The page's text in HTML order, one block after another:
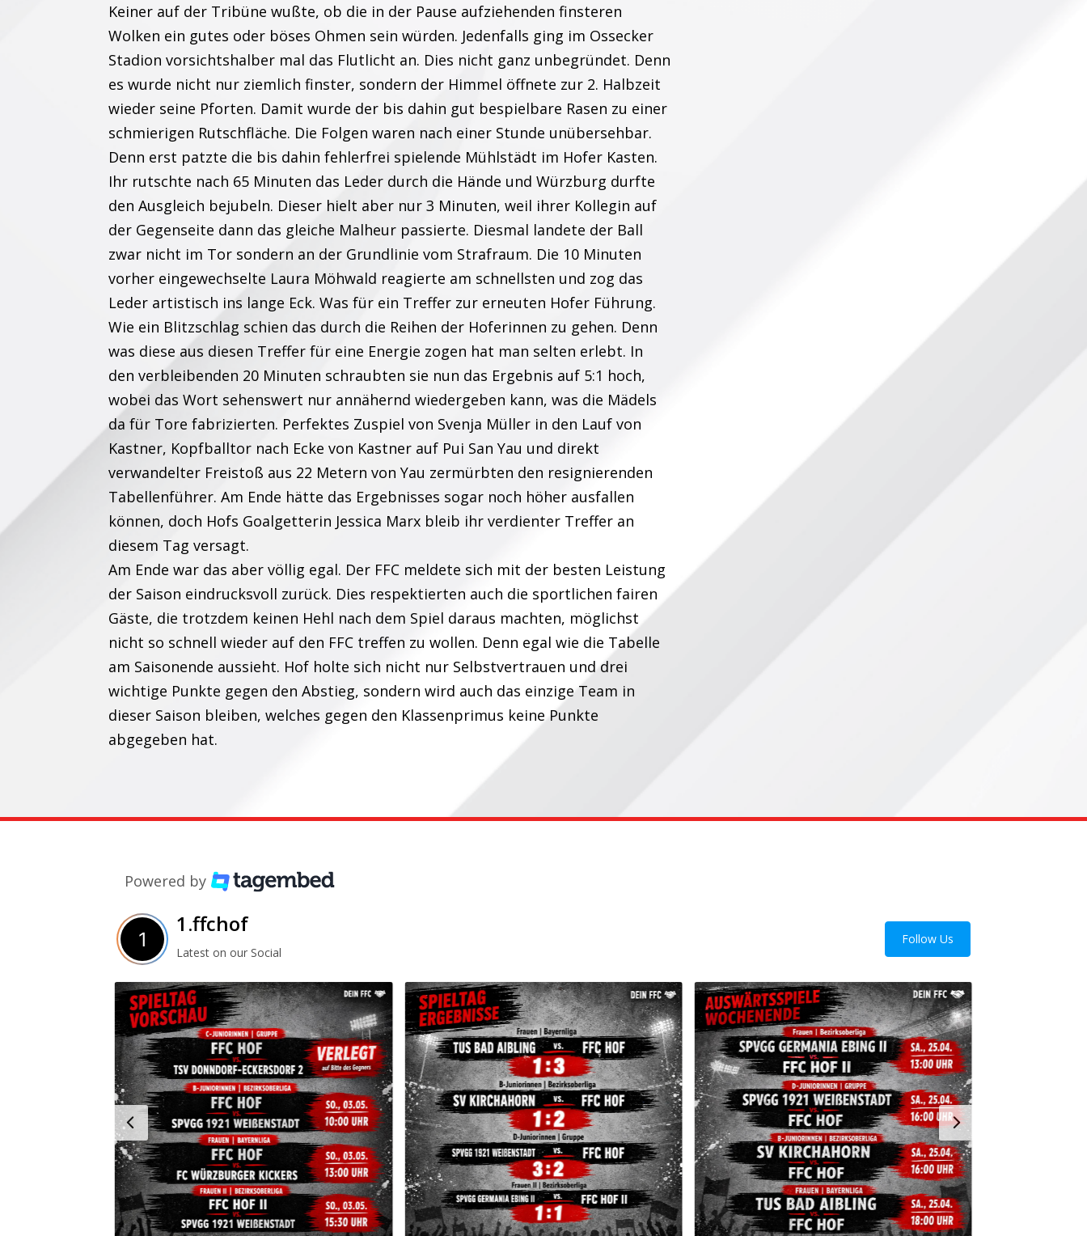
Keiner auf der Tribüne wußte, ob die in der Pause aufziehenden finsteren
Wolken ein gutes oder böses Ohmen sein würden. Jedenfalls ging im Ossecker
Stadion vorsichtshalber mal das Flutlicht an. Dies nicht ganz unbegründet. Denn
es wurde nicht nur ziemlich finster, sondern der Himmel öffnete zur 2. Halbzeit
wieder seine Pforten. Damit wurde der bis dahin gut bespielbare Rasen zu einer
schmierigen Rutschfläche. Die Folgen waren nach einer Stunde unübersehbar.
Denn erst patzte die bis dahin fehlerfrei spielende Mühlstädt im Hofer Kasten.
Ihr rutschte nach 65 Minuten das Leder durch die Hände und Würzburg durfte
den Ausgleich bejubeln. Dieser hielt aber nur 3 Minuten, weil ihrer Kollegin auf
der Gegenseite dann das gleiche Malheur passierte. Diesmal landete der Ball
zwar nicht im Tor sondern an der Grundlinie vom Strafraum. Die 10 Minuten
vorher eingewechselte Laura Möhwald reagierte am schnellsten und zog das
Leder artistisch ins lange Eck. Was für ein Treffer zur erneuten Hofer Führung.
Wie ein Blitzschlag schien das durch die Reihen der Hoferinnen zu gehen. Denn
was diese aus diesen Treffer für eine Energie zogen hat man selten erlebt. In
den verbleibenden 20 Minuten schraubten sie nun das Ergebnis auf 5:1 hoch,
wobei das Wort sehenswert nur annähernd wiedergeben kann, was die Mädels
da für Tore fabrizierten. Perfektes Zuspiel von Svenja Müller in den Lauf von
Kastner, Kopfballtor nach Ecke von Kastner auf Pui San Yau und direkt
verwandelter Freistoß aus 22 Metern von Yau zermürbten den resignierenden
Tabellenführer. Am Ende hätte das Ergebnisses sogar noch höher ausfallen
können, doch Hofs Goalgetterin Jessica Marx bleib ihr verdienter Treffer an
diesem Tag versagt.
Am Ende war das aber völlig egal. Der FFC meldete sich mit der besten Leistung
der Saison eindrucksvoll zurück. Dies respektierten auch die sportlichen fairen
Gäste, die trotzdem keinen Hehl nach dem Spiel daraus machten, möglichst
nicht so schnell wieder auf den FFC treffen zu wollen. Denn egal wie die Tabelle
am Saisonende aussieht. Hof holte sich nicht nur Selbstvertrauen und drei
wichtige Punkte gegen den Abstieg, sondern wird auch das einzige Team in
dieser Saison bleiben, welches gegen den Klassenprimus keine Punkte
abgegeben hat.
Powered by
1.ffchof
Latest on our Social
Follow Us